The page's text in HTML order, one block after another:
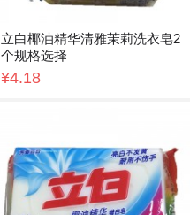
立白椰油精华清雅茉莉洗衣皂2
个规格选择
¥4.18